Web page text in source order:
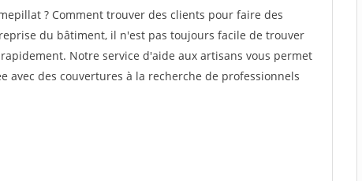
? Comment trouver des clients pour faire des
du bâtiment, il n'est pas toujours facile de trouver
Notre service d'aide aux artisans vous permet
des couvertures à la recherche de professionnels